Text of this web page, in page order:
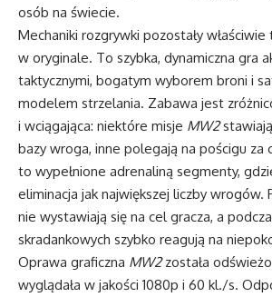
osób na świecie.
Mechaniki rozgrywki pozostały
w oryginale. To szybka, dynamiczna gra
taktycznymi, bogatym wyborem broni i
modelem strzelania. Zabawa jest
i wciągająca: niektóre misje MW2
bazy wroga, inne polegają na pościgu za
to wypełnione adrenaliną segmenty,
eliminacja jak największej liczby wrogów.
nie wystawiają się na cel gracza, a
skradankowych szybko reagują na
Oprawa graficzna MW2została
wyglądała w jakości 1080p i 60 kl./s.